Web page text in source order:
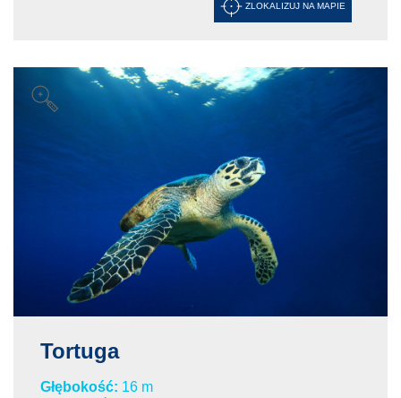
ZLOKALIZUJ NA MAPIE
Tortuga
Głębokość: 16 m